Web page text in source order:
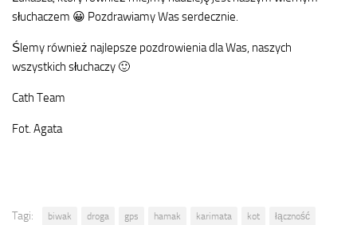
słuchaczem 😀 Pozdrawiamy Was serdecznie.
Ślemy również najlepsze pozdrowienia dla Was, naszych
wszystkich słuchaczy 🙂
Cath Team
Fot. Agata
Tagi: biwak droga gps hamak karimata kot
łączność